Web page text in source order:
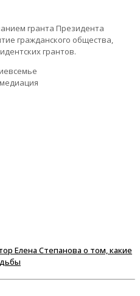
гранта Президента
гражданского общества,
грантов.
Елена Степанова о том, какие